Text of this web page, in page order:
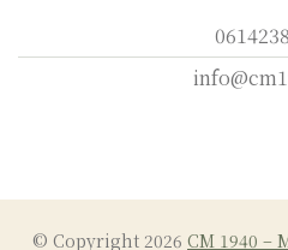
© Copyright 2026 CM 1940 –